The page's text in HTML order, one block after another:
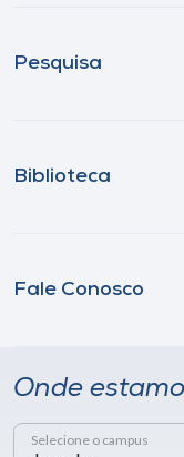
Pesquisa
Biblioteca
Fale Conosco
Onde
Selecione o campus